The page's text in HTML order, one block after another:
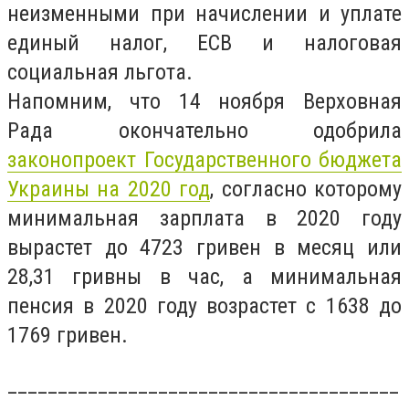
неизменными при начислении и уплате
единый налог, ЕСВ и налоговая
социальная льгота.
Напомним, что 14 ноября Верховная
Рада окончательно одобрила
законопроект Государственного бюджета
Украины на 2020 год, согласно которому
минимальная зарплата в 2020 году
вырастет до 4723 гривен в месяц или
28,31 гривны в час, а минимальная
пенсия в 2020 году возрастет с 1638 до
1769 гривен.